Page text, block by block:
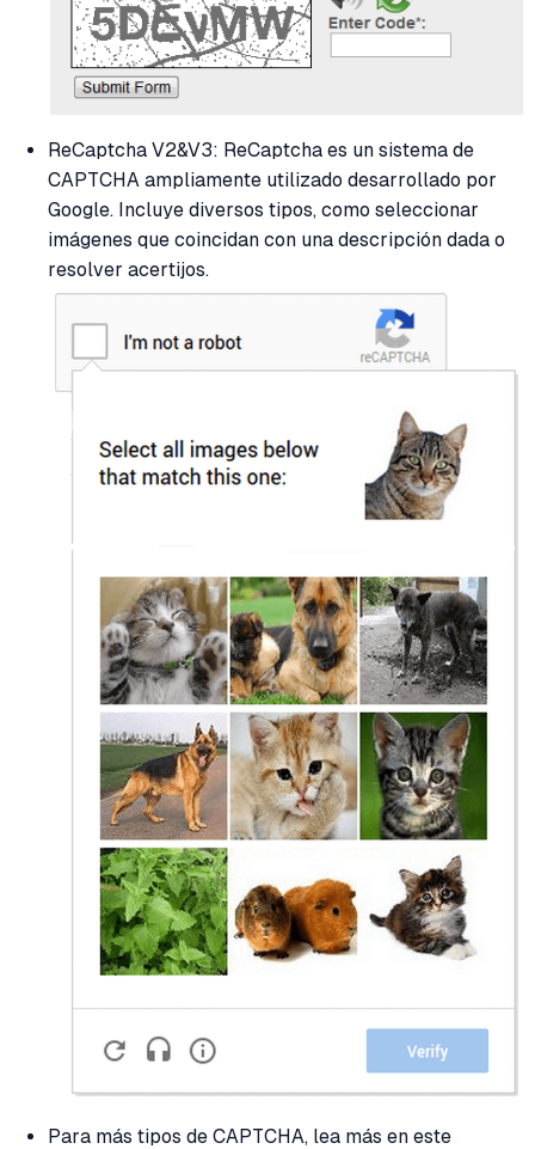
ReCaptcha V2&V3: ReCaptcha es un sistema de
CAPTCHA ampliamente utilizado desarrollado por
Google. Incluye diversos tipos, como seleccionar
imágenes que coincidan con una descripción dada o
resolver acertijos.
Para más tipos de CAPTCHA, lea más en este